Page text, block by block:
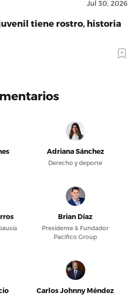
Jul 30, 2026
tiene rostro, historia
Adriana Sánchez
Derecho y deporte
Brian Díaz
Presidente & Fundador
Pacifico Group
Carlos Johnny Méndez